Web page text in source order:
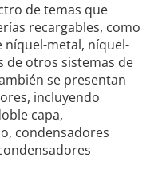
de temas que
recargables, como
níquel-metal, níquel-
de otros sistemas de
se presentan
incluyendo
capa,
condensadores